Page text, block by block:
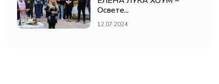
Освете...
12.07.2024